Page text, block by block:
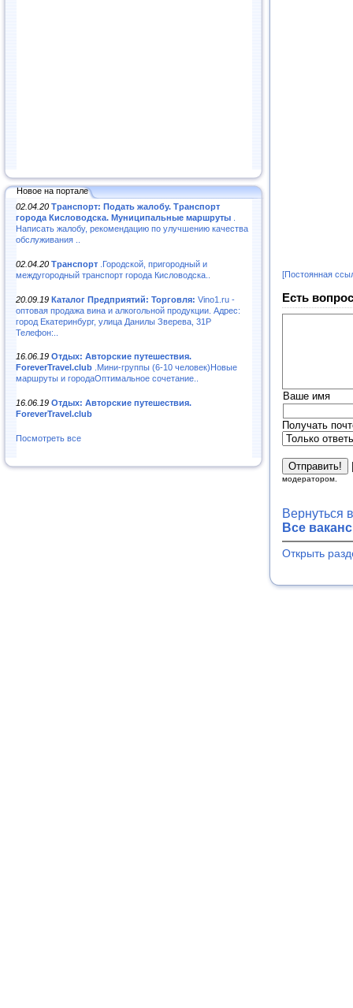
Новое на портале
02.04.20 Транспорт: Подать жалобу. Транспорт
города Кисловодска. Муниципальные маршруты
Написать жалобу, рекомендацию по улучшению качества
обслуживания ..
02.04.20 Транспорт .Городской, пригородный и
междугородный транспорт города Кисловодска..
20.09.19 Каталог Предприятий: Торговля: Vino1.ru -
оптовая продажа вина и алкогольной продукции. Адрес:
город Екатеринбург, улица Данилы Зверева, 31Р
Телефон:..
16.06.19 Отдых: Авторские путешествия.
ForeverTravel.club .Мини-группы (6-10 человек)Новые
маршруты и городаОптимальное сочетание..
16.06.19 Отдых: Авторские путешествия.
ForeverTravel.club
Посмотреть все
[Постоянная
Есть
Ваше имя
Получать
модератором.
Вернуться
Все
Открыть